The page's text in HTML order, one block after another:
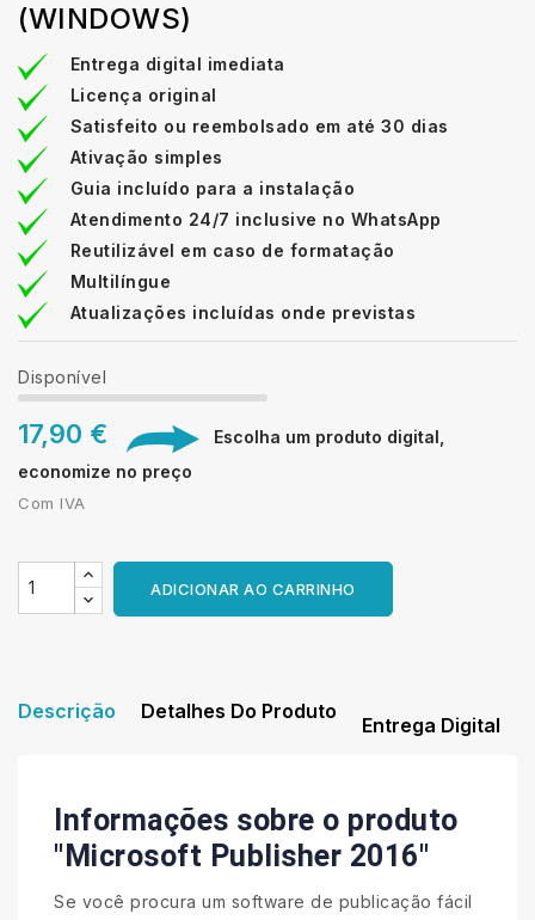
(WINDOWS)
Entrega digital imediata
Licença original
Satisfeito ou reembolsado em até 30 dias
Ativação simples
Guia incluído para a instalação
Atendimento 24/7 inclusive no WhatsApp
Reutilizável em caso de formatação
Multilíngue
Atualizações incluídas onde previstas
Disponível
17,90 €
Escolha um produto digital,
economize no preço
Com IVA
ADICIONAR AO CARRINHO
Descrição Detalhes Do Produto
Entrega Digital
Informações sobre o produto
"Microsoft Publisher 2016"
Se você procura um software de publicação fácil